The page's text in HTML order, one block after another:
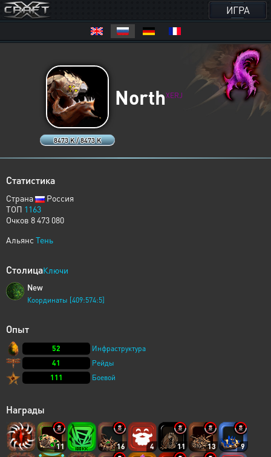
ИГРА
8473 K / 8473 K
NorthXERJ
Статистика
Страна
Россия
ТОП 1163
Очков 8 473 080
Альянс Тень
СтолицаКлючи
New
Координаты [409:574:5]
Опыт
52
Инфраструктура
41
Рейды
111
Боевой
Награды
11 16 4 11 13 9